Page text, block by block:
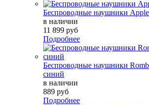
Беспроводные наушники
в наличии
11 899 руб
Подробнее
Беспроводные наушники
синий
в наличии
889 руб
Подробнее